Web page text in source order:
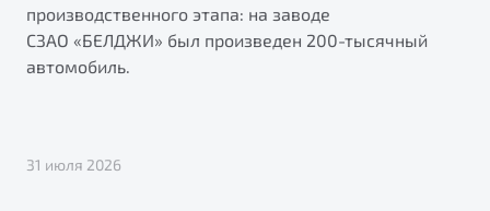
производственного этапа: на заводе
СЗАО «БЕЛДЖИ» был произведен 200-тысячный
автомобиль.
31 июля 2026